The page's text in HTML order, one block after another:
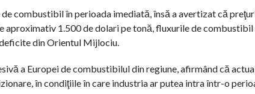
combustibil în perioada imediată, însă a avertizat că
aproximativ 1.500 de dolari pe tonă, fluxurile de
din Orientul Mijlociu.
a Europei de combustibilul din regiune, afirmând că
în condiţiile în care industria ar putea intra într-o